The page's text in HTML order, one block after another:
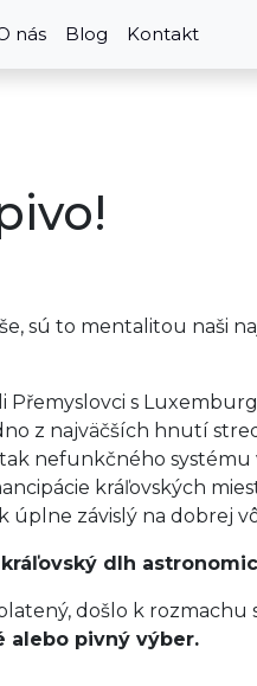
nás Blog Kontakt
sú to mentalitou naši
Přemyslovci s
z najväčších hnutí
nefunkčného
kráľovských
závislý na dobrej
dlh
došlo k rozmachu
alebo pivný výber.